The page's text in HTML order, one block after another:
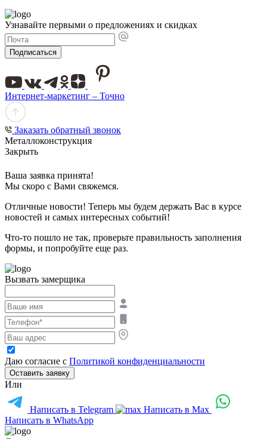
Узнавайте первыми о предложениях и скидках
Подписаться
Интернет-маркетинг – Точно
Заказать обратный звонок
Металлоконструкция
Закрыть
Ваша заявка принята!
Мы скоро с Вами свяжемся.
Отличные новости! Теперь мы будем держать Вас в курсе
новостей и самых интересных событий!
Что-то пошло не так, проверьте правильность заполнения
формы, и попробуйте еще раз.
Вызвать замерщика
Даю согласие с Политикой конфиденциальности
Оставить заявку
Или
Написать в Telegram
Написать в Max
Написать в WhatsApp